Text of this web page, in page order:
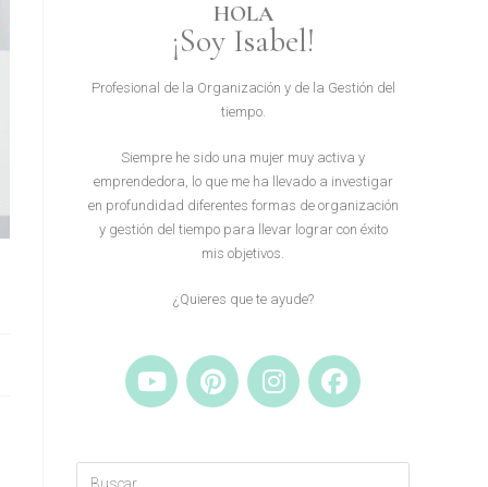
HOLA
¡Soy Isabel!
Profesional de la Organización y de la Gestión del
tiempo.
Siempre he sido una mujer muy activa y
emprendedora, lo que me ha llevado a investigar
en profundidad diferentes formas de organización
y gestión del tiempo para llevar lograr con éxito
mis objetivos.
¿Quieres que te ayude?